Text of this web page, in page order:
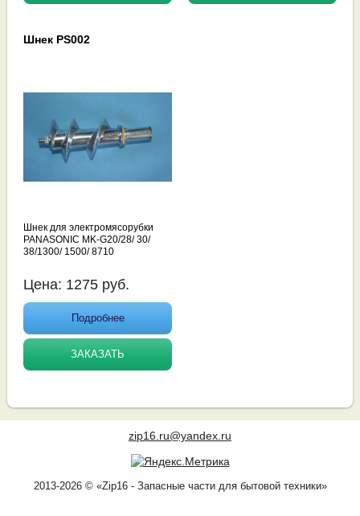
Шнек PS002
Шнек для электромясорубки
PANASONIC MK-G20/28/ 30/
38/1300/ 1500/ 8710
Цена: 1275 руб.
Подробнее
ЗАКАЗАТЬ
zip16.ru@yandex.ru
2013-2026 © «Zip16 - Запасные части для бытовой техники»